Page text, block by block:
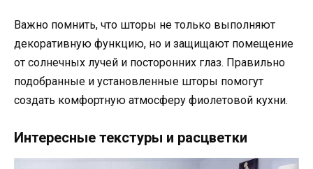
Важно помнить, что шторы не только выполняют
декоративную функцию, но и защищают помещение
от солнечных лучей и посторонних глаз. Правильно
подобранные и установленные шторы помогут
создать комфортную атмосферу фиолетовой кухни.
Интересные текстуры и расцветки